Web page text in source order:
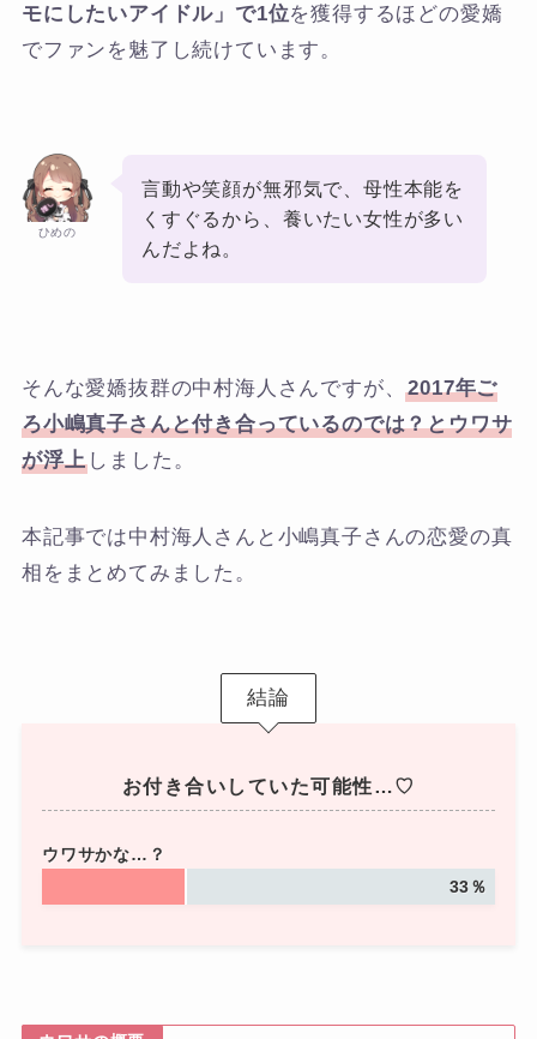
モにしたいアイドル」で1位を獲得するほどの愛嬌
でファンを魅了し続けています。
ひめの
言動や笑顔が無邪気で、母性本能を
くすぐるから、養いたい女性が多い
んだよね。
そんな愛嬌抜群の中村海人さんですが、2017年ご
ろ小嶋真子さんと付き合っているのでは？とウワサ
が浮上 しました。
本記事では中村海人さんと小嶋真子さんの恋愛の真
相をまとめてみました。
結論
お付き合いしていた可能性…♡
ウワサかな…？
33％